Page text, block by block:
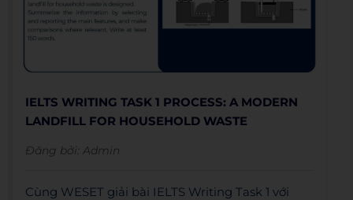
IELTS WRITING TASK 1 PROCESS: A MODERN
LANDFILL FOR HOUSEHOLD WASTE
Đăng bởi: Admin
Cùng WESET giải bài IELTS Writing Task 1 với